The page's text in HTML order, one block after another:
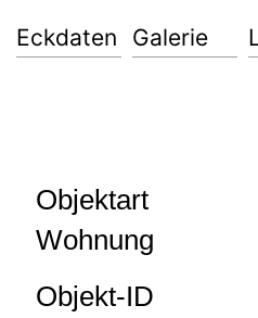
Eckdaten Galerie
Objektart
Wohnung
Objekt-ID